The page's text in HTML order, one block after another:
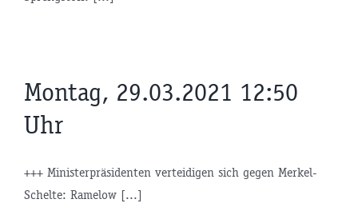
Montag, 29.03.2021 12:50
Uhr
+++ Ministerpräsidenten verteidigen sich gegen Merkel-
Schelte: Ramelow [...]